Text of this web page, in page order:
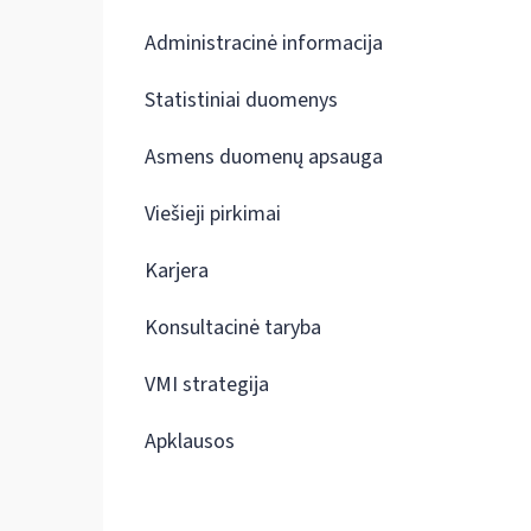
Administracinė informacija
Statistiniai duomenys
Asmens duomenų apsauga
Viešieji pirkimai
Karjera
Konsultacinė taryba
VMI strategija
Apklausos